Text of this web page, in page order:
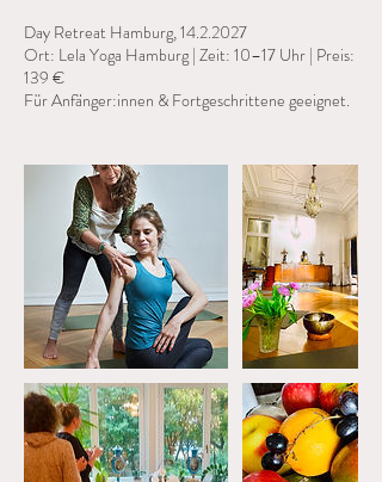
Day Retreat Hamburg, 14.2.2027
Ort: Lela Yoga Hamburg | Zeit: 10–17 Uhr | Preis:
139 €
Für Anfänger:innen & Fortgeschrittene geeignet.